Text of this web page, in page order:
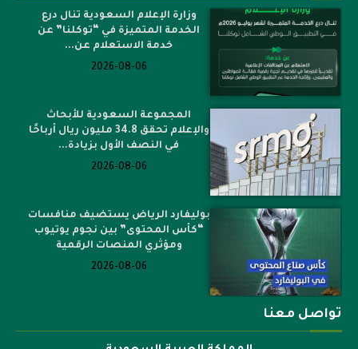
وزارة الإعلام السعودية تنال درع
الخدمة المتميزة في “توكلنا” عن
خدمة الاستعلام عن...
2026-08-06
المجموعة السعودية للأبحاث
والإعلام تحقق 34.8 مليون ريال أرباحًا
في النصف الأول بزيادة...
2026-08-06
بوليفارد الرياض يستضيف منافسات
“كأس المحتوى” بين نجوم يوتيوب
ومؤثري المنصات الرقمية
2026-08-06
تواصل معنا